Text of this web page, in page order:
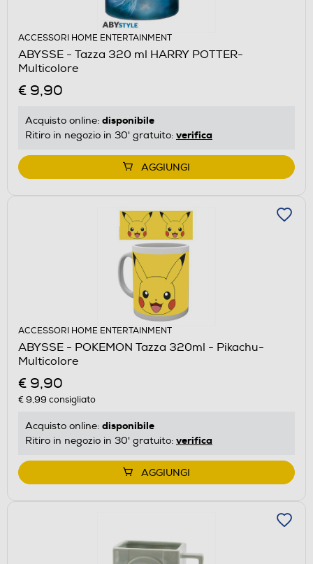
ACCESSORI HOME ENTERTAINMENT
ABYSSE - Tazza 320 ml HARRY POTTER-
Multicolore
€ 9,90
Acquisto online: disponibile
Ritiro in negozio in 30' gratuito: verifica
AGGIUNGI
ACCESSORI HOME ENTERTAINMENT
ABYSSE - POKEMON Tazza 320ml - Pikachu-
Multicolore
€ 9,90
€ 9,99 consigliato
Acquisto online: disponibile
Ritiro in negozio in 30' gratuito: verifica
AGGIUNGI